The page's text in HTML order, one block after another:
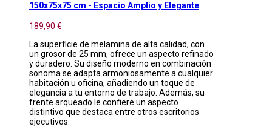
150x75x75 cm - Espacio Amplio y Elegante
189,90 €
La superficie de melamina de alta calidad, con
un grosor de 25 mm, ofrece un aspecto refinado
y duradero. Su diseño moderno en combinación
sonoma se adapta armoniosamente a cualquier
habitación u oficina, añadiendo un toque de
elegancia a tu entorno de trabajo. Además, su
frente arqueado le confiere un aspecto
distintivo que destaca entre otros escritorios
ejecutivos.